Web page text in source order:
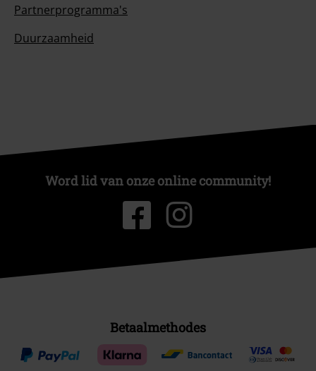
Partnerprogramma's
Duurzaamheid
Word lid van onze online community!
Betaalmethodes